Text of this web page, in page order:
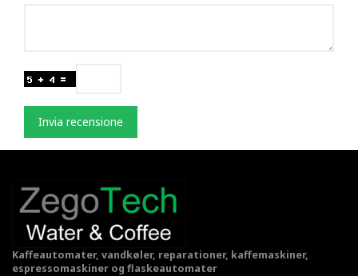
Invia recensione
Kaffeautomater, vandkøler, reparationer, kaffemaskiner,
espressomaskiner og flaskeautomater